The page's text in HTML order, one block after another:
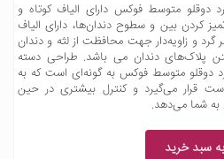
دوقلو متوسط فوکس دارای الیاف کوتاه و
کردن بین و سطوح دندان‌ها، دارای الیاف
گرد و زاویه‌دار جهت محافظت از لثه و دندان
پلاک‌های دندان می باشد. طراحی دسته
دوقلو متوسط فوکس به گونه‌ای است که به
قرار می‌گیرد و کنترل بیشتری در حین
شما می‌دهد.
سبد خرید